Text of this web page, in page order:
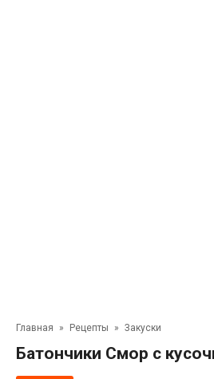
Главная » Рецепты » Закуски
Батончики Смор с